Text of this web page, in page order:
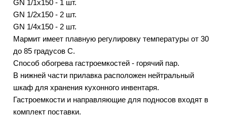
GN 1/1х150 - 1 шт.
GN 1/2х150 - 2 шт.
GN 1/4х150 - 2 шт.
Мармит имеет плавную регулировку температуры от 30
до 85 градусов С.
Способ обогрева гастроемкостей - горячий пар.
В нижней части прилавка расположен нейтральный
шкаф для хранения кухонного инвентаря.
Гастроемкости и направляющие для подносов входят в
комплект поставки.